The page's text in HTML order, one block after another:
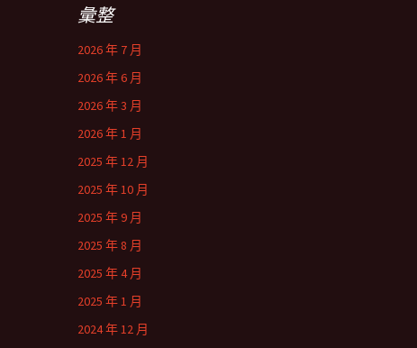
彙整
2026 年 7 月
2026 年 6 月
2026 年 3 月
2026 年 1 月
2025 年 12 月
2025 年 10 月
2025 年 9 月
2025 年 8 月
2025 年 4 月
2025 年 1 月
2024 年 12 月